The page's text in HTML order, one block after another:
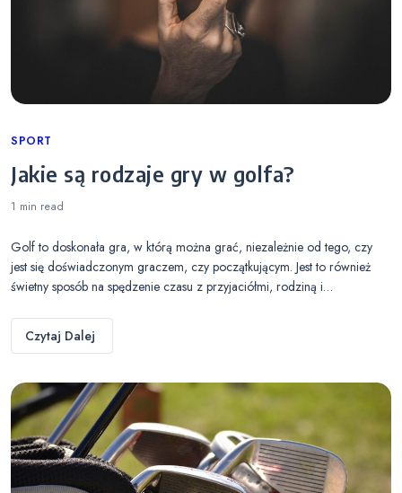
Categories
SPORT
Jakie są rodzaje gry w golfa?
1 min read
Golf to doskonała gra, w którą można grać, niezależnie od tego, czy
jest się doświadczonym graczem, czy początkującym. Jest to również
świetny sposób na spędzenie czasu z przyjaciółmi, rodziną i…
Czytaj Dalej